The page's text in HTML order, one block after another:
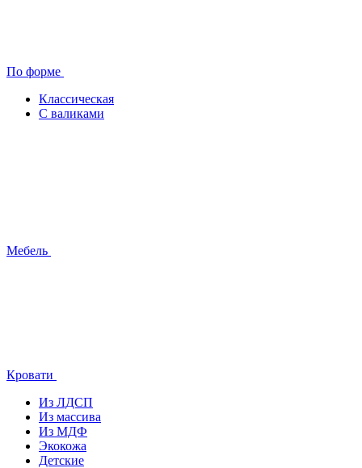
По форме
Классическая
С валиками
Мебель
Кровати
Из ЛДСП
Из массива
Из МДФ
Экокожа
Детские